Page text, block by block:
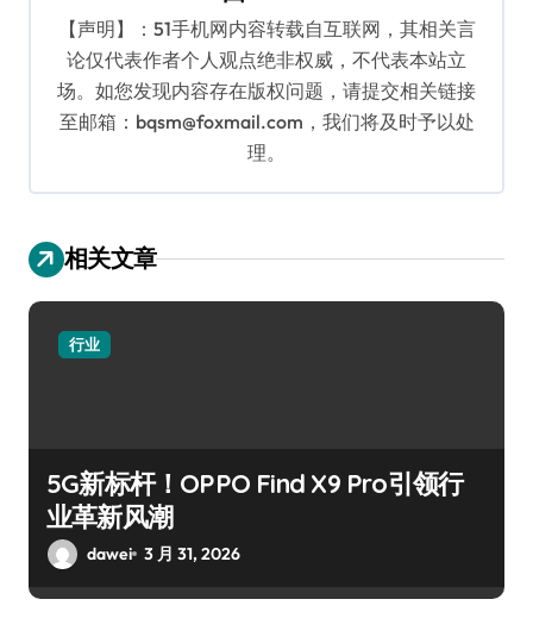
【声明】：51手机网内容转载自互联网，其相关言
论仅代表作者个人观点绝非权威，不代表本站立
场。如您发现内容存在版权问题，请提交相关链接
至邮箱：bqsm@foxmail.com，我们将及时予以处
理。
相关文章
行业
5G新标杆！OPPO Find X9 Pro引领行
业革新风潮
dawei 3 月 31, 2026